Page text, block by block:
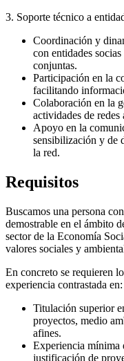
3. Soporte técnico a
Coordinación y
con entidades
conjuntas.
Participación en la
facilitando
Colaboración en la
actividades de redes
Apoyo en la
sensibilización y de
la red.
Requisitos
Buscamos una persona
demostrable en el ámbito
sector de la Economía
valores sociales y
En concreto se requieren
experiencia contrastada en:
Titulación superior
proyectos, medio
afines.
Experiencia mínima
justificación de